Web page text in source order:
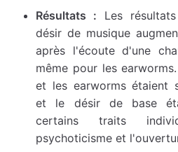
Résultats : Les
désir de musique
après l'écoute d'une
même pour les
et les earworms étaient
et le désir de base
certains traits
psychoticisme et